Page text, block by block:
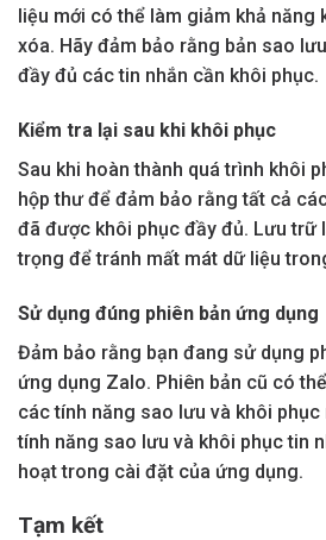
liệu mới có thể làm giảm khả năng
xóa. Hãy đảm bảo rằng bản sao
đầy đủ các tin nhắn cần khôi phục.
Kiểm tra lại sau khi khôi phục
Sau khi hoàn thành quá trình khôi
hộp thư để đảm bảo rằng tất cả
đã được khôi phục đầy đủ. Lưu trữ
trọng để tránh mất mát dữ liệu
Sử dụng đúng phiên bản ứng dụng
Đảm bảo rằng bạn đang sử dụng
ứng dụng Zalo. Phiên bản cũ có
các tính năng sao lưu và khôi
tính năng sao lưu và khôi phục tin
hoạt trong cài đặt của ứng dụng.
Tạm kết